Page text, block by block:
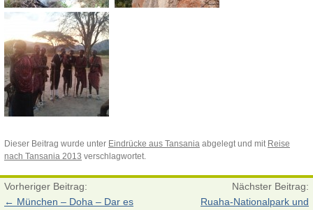
Dieser Beitrag wurde unter Eindrücke aus Tansania abgelegt und mit Reise
nach Tansania 2013 verschlagwortet.
Vorheriger Beitrag:
← München – Doha – Dar es
Nächster Beitrag:
Ruaha-Nationalpark und